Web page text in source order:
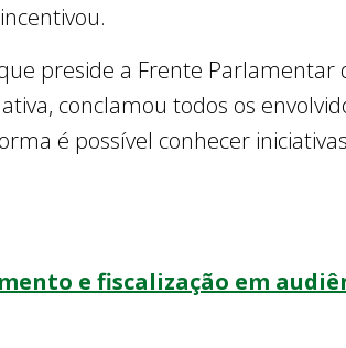
preside a Frente Parlamentar
conclamou todos os
é possível conhecer
e fiscalização em